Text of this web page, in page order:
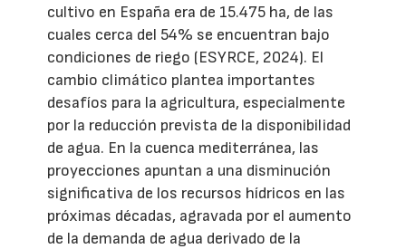
cultivo en España era de 15.475 ha, de las
cuales cerca del 54% se encuentran bajo
condiciones de riego (ESYRCE, 2024). El
cambio climático plantea importantes
desafíos para la agricultura, especialmente
por la reducción prevista de la disponibilidad
de agua. En la cuenca mediterránea, las
proyecciones apuntan a una disminución
significativa de los recursos hídricos en las
próximas décadas, agravada por el aumento
de la demanda de agua derivado de la